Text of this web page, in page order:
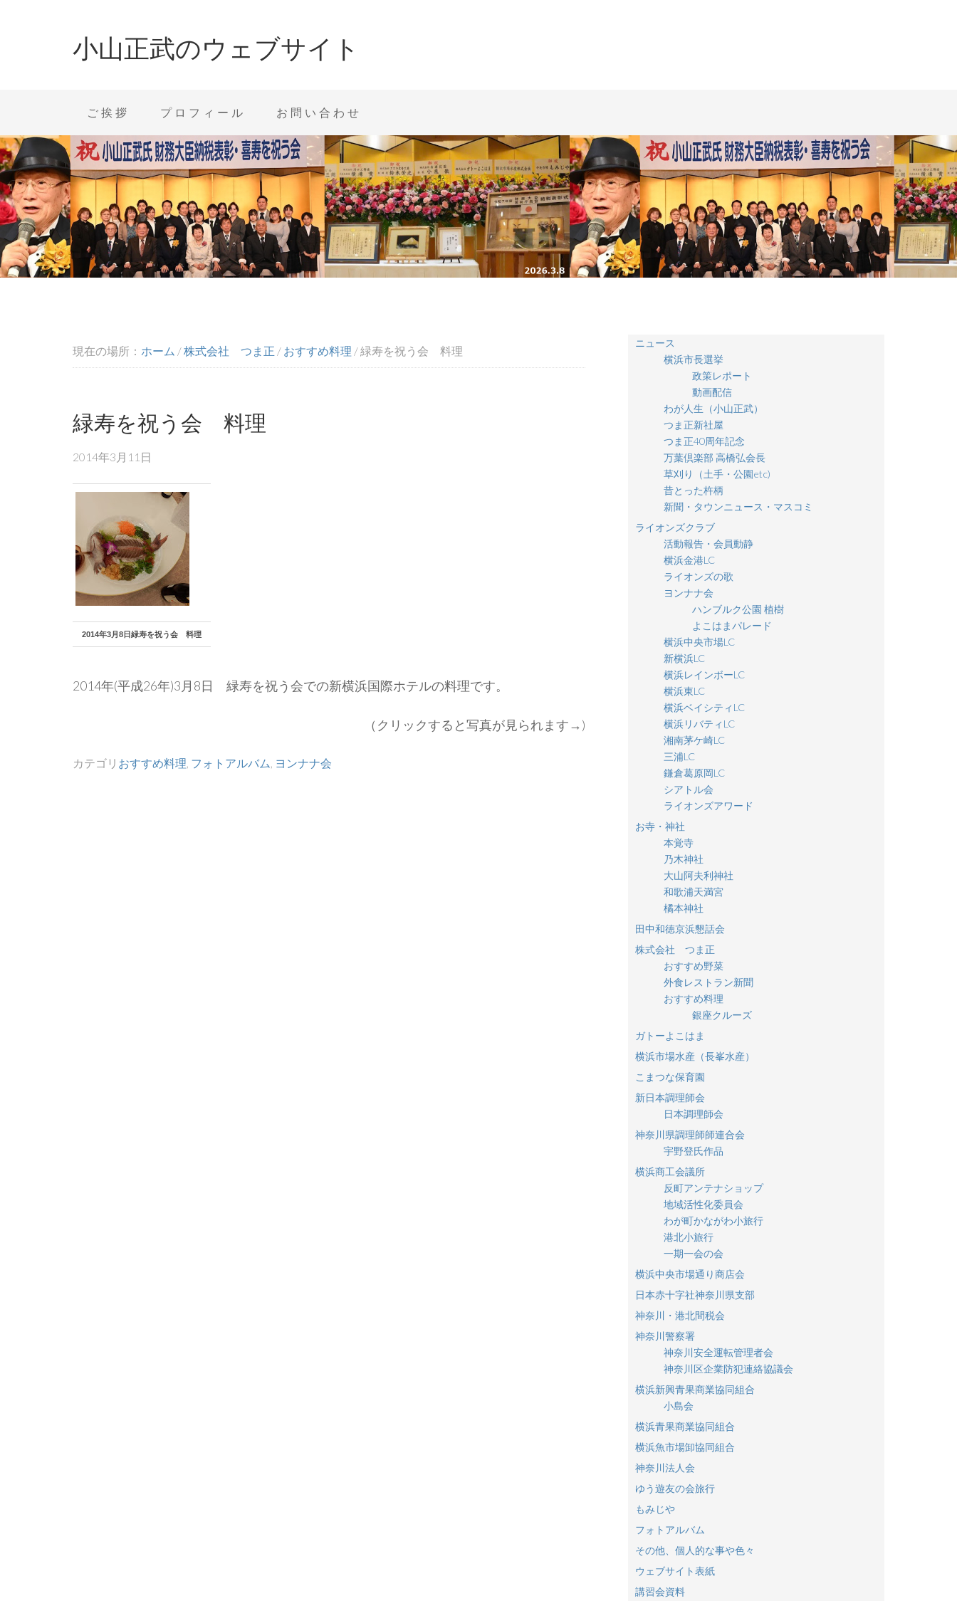
小山正武のウェブサイト
ご挨拶 プロフィール お問い合わせ
現在の場所： ホーム /株式会社 つま正 / おすすめ料理 /緑寿を祝う会 料理
緑寿を祝う会 料理
2014年3月11日
2014年3月8日緑寿を祝う会 料理
2014年(平成26年)3月8日 緑寿を祝う会での新横浜国際ホテルの料理です。
（クリックすると写真が見られます→)
カテゴリ おすすめ料理 フォトアルバム ヨンナナ会
ニュース
横浜市長選挙
政策レポート
動画配信
わが人生（小山正武）
つま正新社屋
つま正40周年記念
万葉倶楽部 高橋弘会長
草刈り（土手・公園etc)
昔とった杵柄
新聞・タウンニュース・マスコミ
ライオンズクラブ
活動報告・会員動静
横浜金港LC
ライオンズの歌
ヨンナナ会
ハンブルク公園 植樹
よこはまパレード
横浜中央市場LC
新横浜LC
横浜レインボーLC
横浜東LC
横浜ベイシティLC
横浜リバティLC
湘南茅ケ崎LC
三浦LC
鎌倉葛原岡LC
シアトル会
ライオンズアワード
お寺・神社
本覚寺
乃木神社
大山阿夫利神社
和歌浦天満宮
橘本神社
田中和徳京浜懇話会
株式会社 つま正
おすすめ野菜
外食レストラン新聞
おすすめ料理
銀座クルーズ
ガトーよこはま
横浜市場水産（長峯水産）
こまつな保育園
新日本調理師会
日本調理師会
神奈川県調理師師連合会
宇野登氏作品
横浜商工会議所
反町アンテナショップ
地域活性化委員会
わが町かながわ小旅行
港北小旅行
一期一会の会
横浜中央市場通り商店会
日本赤十字社神奈川県支部
神奈川・港北間税会
神奈川警察署
神奈川安全運転管理者会
神奈川区企業防犯連絡協議会
横浜新興青果商業協同組合
小島会
横浜青果商業協同組合
横浜魚市場卸協同組合
神奈川法人会
ゆう遊友の会旅行
もみじや
フォトアルバム
その他、個人的な事や色々
ウェブサイト表紙
講習会資料